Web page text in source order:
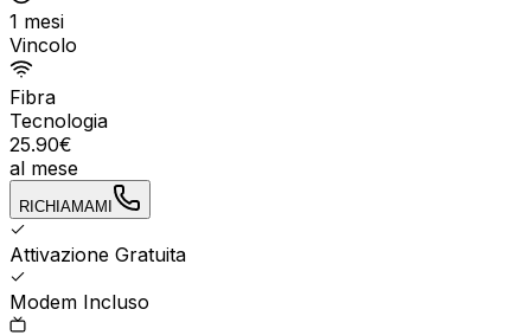
1 mesi
Vincolo
Fibra
Tecnologia
25.90€
al mese
RICHIAMAMI
Attivazione Gratuita
Modem Incluso